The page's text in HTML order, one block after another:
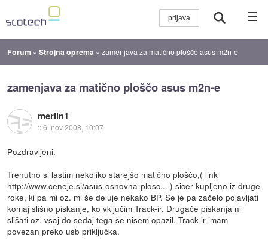
☰
Forum »Strojna oprema »zamenjava za matično ploščo asus m2n-e
zamenjava za matično ploščo asus m2n-e
merlin1
::6. nov 2008, 10:07
Pozdravljeni.
Trenutno si lastim nekoliko starejšo matično ploščo,( link
http://www.ceneje.si/asus-osnovna-plosc... ) sicer kupljeno iz druge
roke, ki pa mi oz. mi še deluje nekako BP. Se je pa začelo pojavljati
komaj slišno piskanje, ko vključim Track-ir. Drugače piskanja ni
slišati oz. vsaj do sedaj tega še nisem opazil. Track ir imam
povezan preko usb priključka.